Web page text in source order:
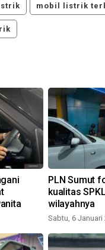
mobil listrik
PLN Sumut
kualitas SPKLU di
wilayahnya
Sabtu, 6 Januari